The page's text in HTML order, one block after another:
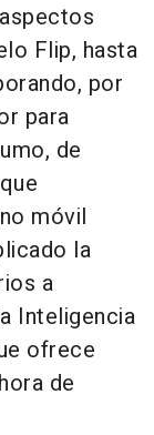
Flip, hasta
por
para
de
móvil
la
a
Inteligencia
ofrece
de